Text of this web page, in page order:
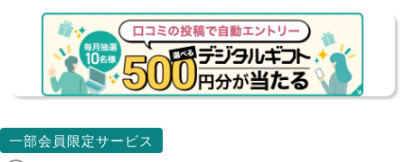
一部会員限定サービス